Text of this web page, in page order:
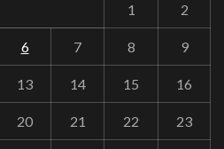
1 2
6 7 8 9
13 14 15 16
20 21 22 23